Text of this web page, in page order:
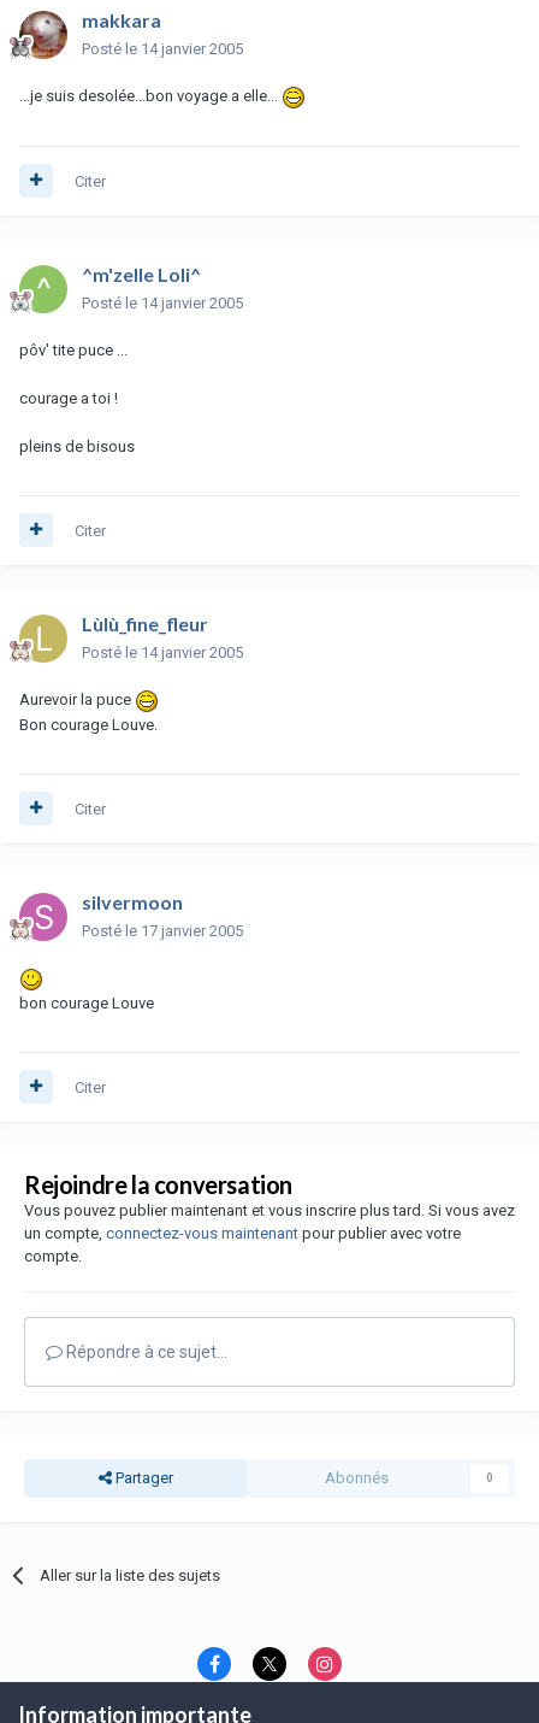
makkara
Posté le 14 janvier 2005
...je suis desolée...bon voyage a elle...
Citer
^m'zelle Loli^
Posté le 14 janvier 2005
pôv' tite puce ...
courage a toi !
pleins de bisous
Citer
Lùlù_fine_fleur
Posté le 14 janvier 2005
Aurevoir la puce
Bon courage Louve.
Citer
silvermoon
Posté le 17 janvier 2005
bon courage Louve
Citer
Rejoindre la conversation
Vous pouvez publier maintenant et vous inscrire plus tard. Si vous avez
un compte, connectez-vous maintenant pour publier avec votre
compte.
Répondre à ce sujet…
Partager Abonnés 0
Aller sur la liste des sujets
Information importante